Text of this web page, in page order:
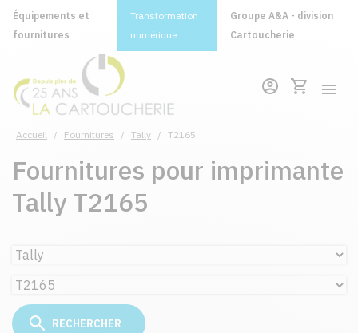
Équipements et
fournitures
Transformation
numérique
Groupe A&A - division
Cartoucherie
Accueil / Fournitures / Tally / T2165
Fournitures pour imprimante
Tally T2165